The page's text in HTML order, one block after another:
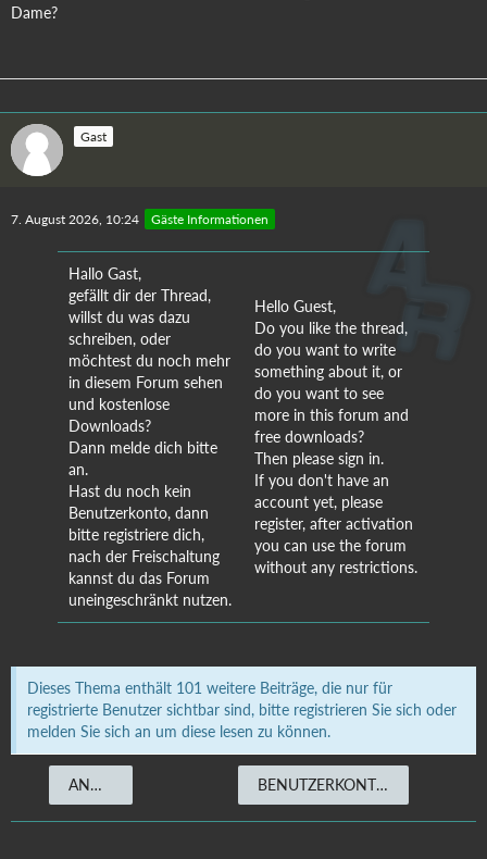
Dame?
Gast
7. August 2026, 10:24 Gäste Informationen
Hallo Gast,
gefällt dir der Thread,
willst du was dazu
schreiben, oder
möchtest du noch mehr
in diesem Forum sehen
und kostenlose
Downloads?
Dann melde dich bitte
an.
Hast du noch kein
Benutzerkonto, dann
bitte registriere dich,
nach der Freischaltung
kannst du das Forum
uneingeschränkt nutzen.
Hello Guest,
Do you like the thread,
do you want to write
something about it, or
do you want to see
more in this forum and
free downloads?
Then please sign in.
If you don't have an
account yet, please
register, after activation
you can use the forum
without any restrictions.
Dieses Thema enthält 101 weitere Beiträge, die nur für
registrierte Benutzer sichtbar sind, bitte registrieren Sie sich oder
melden Sie sich an um diese lesen zu können.
ANMELDEN BENUTZERKONTO ERSTELLEN